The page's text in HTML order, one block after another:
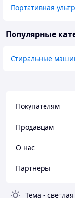
Портативная
Популярные
Стиральные
Покупателям
Продавцам
О нас
Партнеры
Тема - светлая